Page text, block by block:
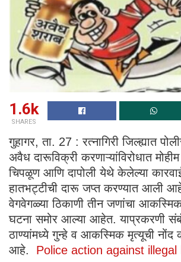
1.6k
SHARES
गुहागर, ता. 27 : रत्नागिरी जिल्ह्यात
अवैध दारूविक्री करणाऱ्यांविरोधात
चिपळूण आणि दापोली येथे केलेल्या
हातभट्टीची दारू जप्त करण्यात आली
वेगवेगळ्या ठिकाणी तीन जणांचा आकस्मिक
घटना समोर आल्या आहेत. याप्रकरणी
ठाण्यांमध्ये गुन्हे व आकस्मिक मृत्यूची नोंद
आहे. Police action against illegal